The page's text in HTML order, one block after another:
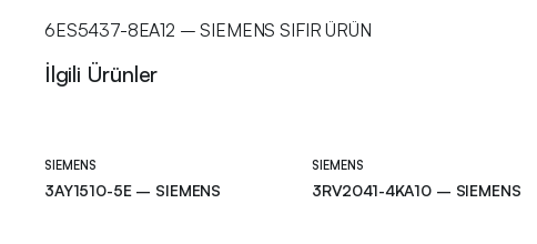
6ES5437-8EA12 – SIEMENS SIFIR ÜRÜN
İlgili Ürünler
SIEMENS
3AY1510-5E – SIEMENS
SIEMENS
3RV2041-4KA10 – SIEMENS